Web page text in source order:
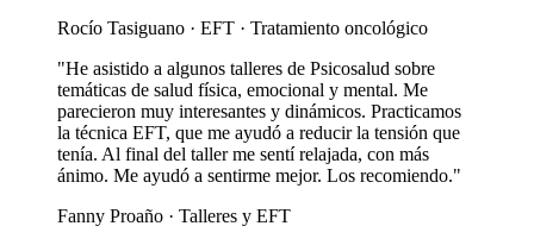
Rocío Tasiguano · EFT · Tratamiento oncológico
"He asistido a algunos talleres de Psicosalud sobre
temáticas de salud física, emocional y mental. Me
parecieron muy interesantes y dinámicos. Practicamos
la técnica EFT, que me ayudó a reducir la tensión que
tenía. Al final del taller me sentí relajada, con más
ánimo. Me ayudó a sentirme mejor. Los recomiendo."
Fanny Proaño · Talleres y EFT